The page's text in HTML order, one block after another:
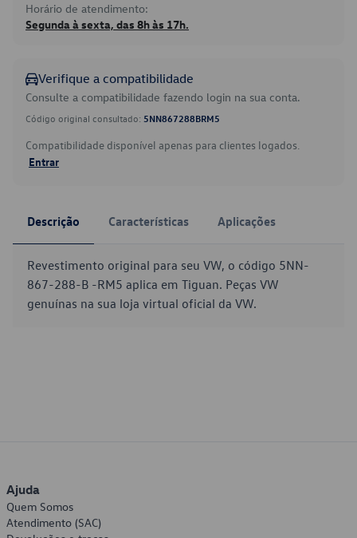
Horário de atendimento:
Segunda à sexta, das 8h às 17h.
Verifique a compatibilidade
Consulte a compatibilidade fazendo login na sua conta.
Código original consultado: 5NN867288BRM5
Compatibilidade disponível apenas para clientes logados.
Entrar
Descrição Características Aplicações
Revestimento original para seu VW, o código 5NN-
867-288-B -RM5 aplica em Tiguan. Peças VW
genuínas na sua loja virtual oficial da VW.
Ajuda
Quem Somos
Atendimento (SAC)